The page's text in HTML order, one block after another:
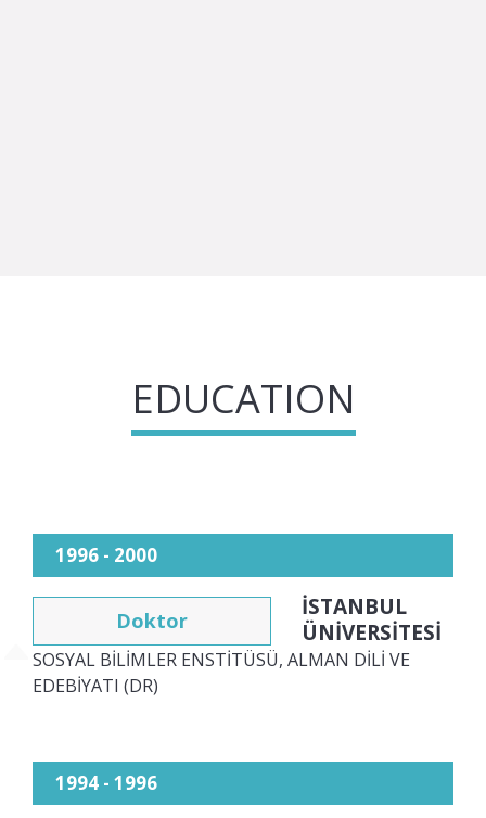
EDUCATION
1996 - 2000
Doktor
İSTANBUL
ÜNİVERSİTESİ
SOSYAL BİLİMLER ENSTİTÜSÜ, ALMAN DİLİ VE
EDEBİYATI (DR)
1994 - 1996